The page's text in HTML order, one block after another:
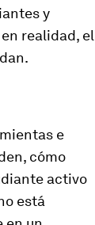
y
realidad, el
e
cómo
activo
está